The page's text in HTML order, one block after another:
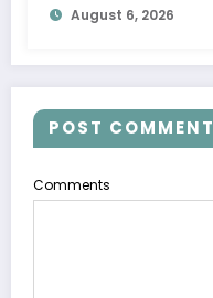
August 6, 2026
POST COMMENT
Comments